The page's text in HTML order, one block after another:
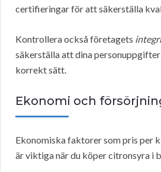
certifieringar för att säkerställa
Kontrollera också företagets
säkerställa att dina
korrekt sätt.
Ekonomi och
Ekonomiska faktorer som pris per
är viktiga när du köper citronsyra i